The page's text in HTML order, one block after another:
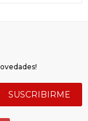
SUSCRIBIRME